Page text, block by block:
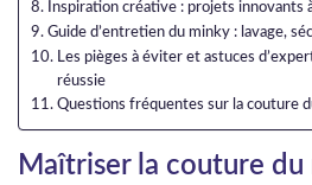
Inspiration créative : projets innovants
Guide d’entretien du minky : lavage,
Les pièges à éviter et astuces
réussie
Questions fréquentes sur la couture
Maîtriser la couture